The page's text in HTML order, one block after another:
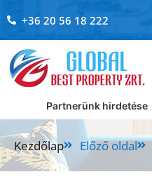
+36 20 56 18 222
Kezdőlap Előző oldal